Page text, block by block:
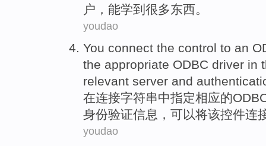
户 ， 能学到 很多东西。
youdao
You connect the control to an
the appropriate ODBC driver in
relevant server and
在连接字符串中指定相应的
身份验证信息， 可以将该控件连
youdao